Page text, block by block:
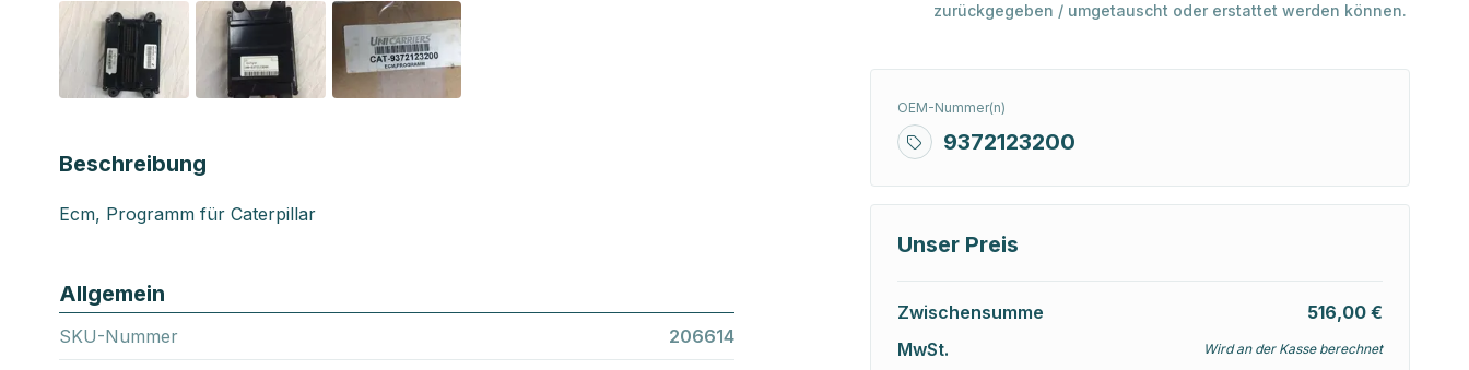
zurückgegeben / umgetauscht oder erstattet werden können.
OEM-Nummer(n)
9372123200
Unser Preis
Zwischensumme
516,00 €
MwSt.
Wird an der Kasse berechnet
Beschreibung
Ecm, Programm für Caterpillar
Allgemein
SKU-Nummer 206614